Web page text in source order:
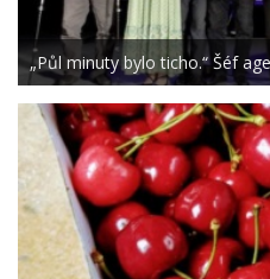
„Půl minuty bylo ticho.“ Šéf